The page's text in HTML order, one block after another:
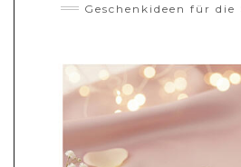
Geschenkideen für die